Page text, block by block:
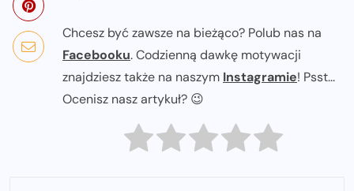
Chcesz być zawsze na bieżąco? Polub nas na
Facebooku. Codzienną dawkę motywacji
znajdziesz także na naszym Instagramie! Psst...
Ocenisz nasz artykuł? 😉